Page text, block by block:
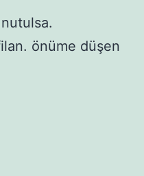
önüme düşen